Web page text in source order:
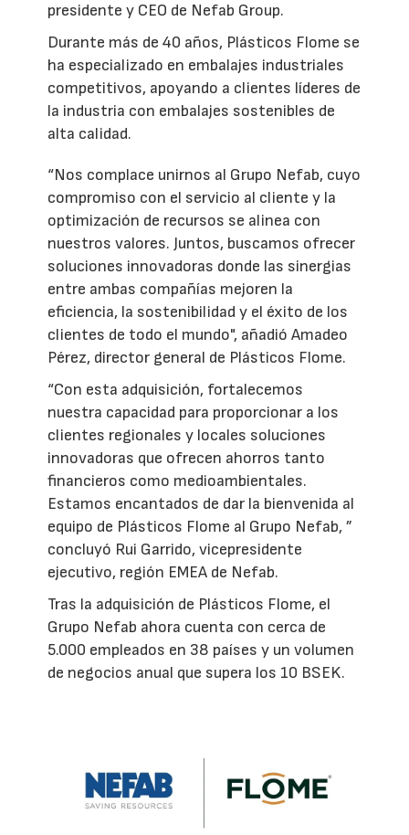
presidente y CEO de Nefab Group.
Durante más de 40 años, Plásticos Flome se
ha especializado en embalajes industriales
competitivos, apoyando a clientes líderes de
la industria con embalajes sostenibles de
alta calidad.
“Nos complace unirnos al Grupo Nefab, cuyo
compromiso con el servicio al cliente y la
optimización de recursos se alinea con
nuestros valores. Juntos, buscamos ofrecer
soluciones innovadoras donde las sinergias
entre ambas compañías mejoren la
eficiencia, la sostenibilidad y el éxito de los
clientes de todo el mundo", añadió Amadeo
Pérez, director general de Plásticos Flome.
“Con esta adquisición, fortalecemos
nuestra capacidad para proporcionar a los
clientes regionales y locales soluciones
innovadoras que ofrecen ahorros tanto
financieros como medioambientales.
Estamos encantados de dar la bienvenida al
equipo de Plásticos Flome al Grupo Nefab, ”
concluyó Rui Garrido, vicepresidente
ejecutivo, región EMEA de Nefab.
Tras la adquisición de Plásticos Flome, el
Grupo Nefab ahora cuenta con cerca de
5.000 empleados en 38 países y un volumen
de negocios anual que supera los 10 BSEK.